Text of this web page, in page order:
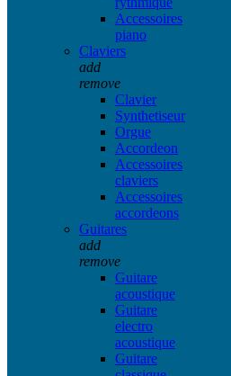
Accessoires
piano
Claviers
add
remove
Clavier
Synthetiseur
Orgue
Accordeon
Accessoires
claviers
Accessoires
accordeons
Guitares
add
remove
Guitare
acoustique
Guitare
electro
acoustique
Guitare